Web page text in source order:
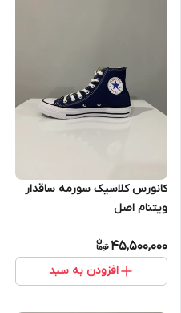
کانورس کلاسیک سورمه ساقدار
ویتنام اصل
45,500,000
افزودن به سبد